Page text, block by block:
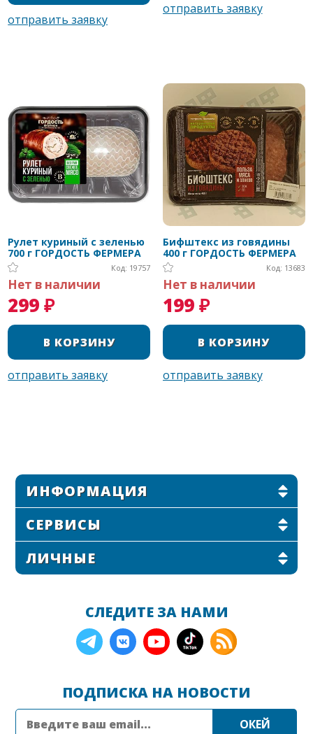
Рулет куриный с зеленью
700 г ГОРДОСТЬ ФЕРМЕРА
Код: 19757
Нет в наличии
299 ₽
Бифштекс из говядины
400 г ГОРДОСТЬ ФЕРМЕРА
Код: 13683
Нет в наличии
199 ₽
ИНФОРМАЦИЯ
СЕРВИСЫ
ЛИЧНЫЕ
СЛЕДИТЕ ЗА НАМИ
ПОДПИСКА НА НОВОСТИ